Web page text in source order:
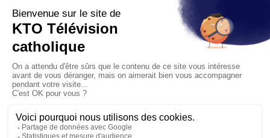
Les reportages d'été 2026 de KTO
La visite pastorale du pape Léon
XIV à Assise à suivre sur KTO le
jeudi 6 août
Le pape en Uruguay, Argentine et
Pérou du 6 au 17 novembre 2026